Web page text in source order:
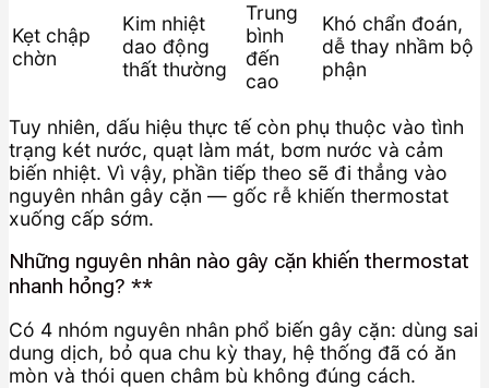
Kẹt chập
chờn
Kim nhiệt
dao động
thất thường
Trung
bình
đến
cao
Khó chẩn đoán,
dễ thay nhầm bộ
phận
Tuy nhiên, dấu hiệu thực tế còn phụ thuộc vào tình
trạng két nước, quạt làm mát, bơm nước và cảm
biến nhiệt. Vì vậy, phần tiếp theo sẽ đi thẳng vào
nguyên nhân gây cặn — gốc rễ khiến thermostat
xuống cấp sớm.
Những nguyên nhân nào gây cặn khiến thermostat
nhanh hỏng? **
Có 4 nhóm nguyên nhân phổ biến gây cặn: dùng sai
dung dịch, bỏ qua chu kỳ thay, hệ thống đã có ăn
mòn và thói quen châm bù không đúng cách.